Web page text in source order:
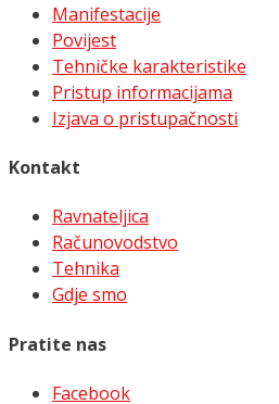
Manifestacije
Povijest
Tehničke karakteristike
Pristup informacijama
Izjava o pristupačnosti
Kontakt
Ravnateljica
Računovodstvo
Tehnika
Gdje smo
Pratite nas
Facebook